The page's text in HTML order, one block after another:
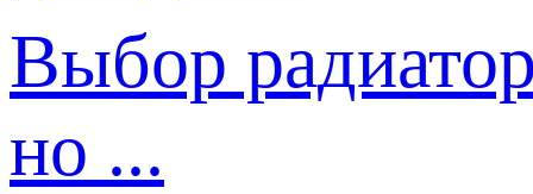
Выбор
но ...